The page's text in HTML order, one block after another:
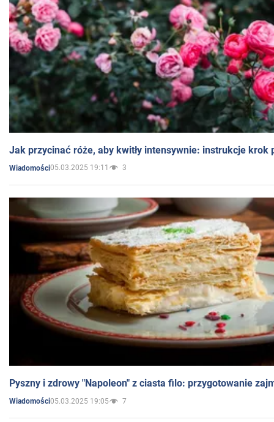
Jak przycinać róże, aby kwitły intensywnie: instrukcje krok
Wiadomości05.03.2025 19:11 3
Pyszny i zdrowy "Napoleon" z ciasta filo: przygotowanie
Wiadomości05.03.2025 19:05 7